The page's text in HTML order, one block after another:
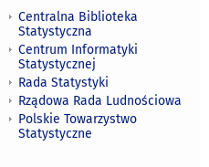
Centralna Biblioteka
Statystyczna
Centrum Informatyki
Statystycznej
Rada Statystyki
Rządowa Rada Ludnościowa
Polskie Towarzystwo
Statystyczne